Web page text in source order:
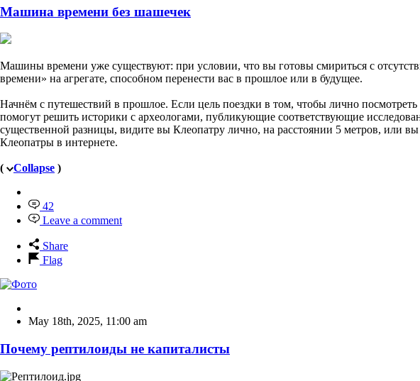
Машина времени без шашечек
Машины времени уже существуют: при условии, что вы готовы смириться с
времени» на агрегате, способном перенести вас в прошлое или в будущее.
Начнём с путешествий в прошлое. Если цель поездки в том, чтобы лично
помогут решить историки с археологами, публикующие соответствующие
существенной разницы, видите вы Клеопатру лично, на расстоянии 5 метров, или
Клеопатры в интернете.
( Collapse )
42
Leave a comment
Share
Flag
May 18th, 2025, 11:00 am
Почему рептилоиды не капиталисты